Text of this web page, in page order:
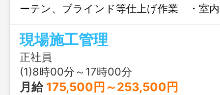
ーテン、ブラインド等仕上げ作業 ・室
場施工管理 ＊現場は主に別府市・
＊変更範囲：変更なし ※応募にはハ
介状が必要です。
現場施工管理
正社員
(1)8時00分～17時00分
月給 175,500円～253,500円